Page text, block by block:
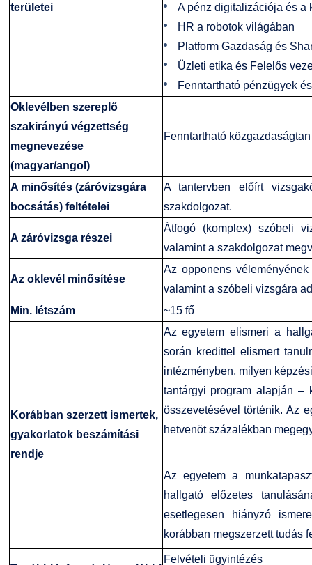
területei
A pénz digitalizációja és a
HR a robotok világában
Platform Gazdaság és
Üzleti etika és Felelős
Fenntartható pénzügyek
Oklevélben szereplő
szakirányú végzettség
megnevezése
(magyar/angol)
Fenntartható
A minősítés (záróvizsgára
bocsátás) feltételei
A tantervben előírt
szakdolgozat.
A záróvizsga részei
Átfogó (komplex) szóbeli
valamint a szakdolgozat
Az oklevél minősítése
Az opponens
valamint a szóbeli vizsgára
Min. létszám
~15 fő
Korábban szerzett ismertek,
gyakorlatok beszámítási
rendje
Az egyetem elismeri a
során kredittel elismert
intézményben, milyen
tantárgyi program alapján –
összevetésével történik. Az
hetvenöt százalékban
Az egyetem a
hallgató előzetes
esetlegesen hiányzó
korábban megszerzett tudás
Felvételi ügyintézés